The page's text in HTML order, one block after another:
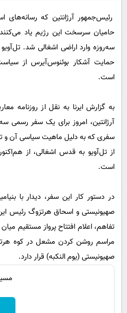
فناوری
حوادث
بین الملل
اجتماعی
روانشناسی
رئیس‌جمهور آرژانتین که رسانه‌های
حامیان سرسخت این رژیم یاد
سه‌روزه وارد اراضی اشغالی شد.
حمایت آشکار بوئنوس‌آیرس از
است.
به گزارش ایرنا به نقل از روزنامه
آرژانتین، امروز برای یک سفر رسمی
سفری که به دلیل ماهیت سیاسی آن و
از تل‌آویو به قدس اشغالی، از
است.
در دستور کار این سفر، دیدار با
صهیونیستی و اسحاق هرتزوگ رئیس
تفاهم، اعلام افتتاح پرواز مستقیم
مراسم روشن کردن مشعل در کوه
صهیونیستی (یوم النکبه) قرار دارد.